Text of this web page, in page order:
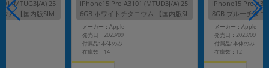
(MTUG3J/A) 25
ム 【国内版SIM
iPhone15 Pro A3101 (MTUD3J/A) 25
6GB ホワイトチタニウム 【国内版SI
Mフリー】
メーカー：Apple
発売日：2023/09
付属品: 本体のみ
在庫数：14
iPhone15 Pro
8GB ブルーチタニ
フリー】
メーカー：Apple
発売日：2023/09
付属品: 本体のみ
在庫数：12